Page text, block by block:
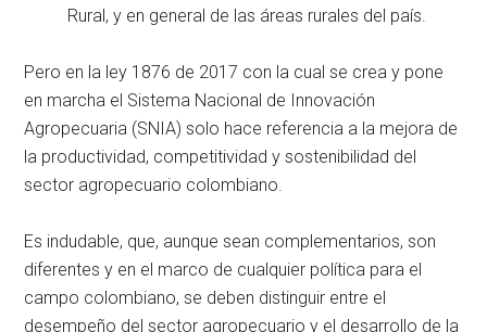
Rural, y en general de las áreas rurales del país.
Pero en la ley 1876 de 2017 con la cual se crea y pone
en marcha el Sistema Nacional de Innovación
Agropecuaria (SNIA) solo hace referencia a la mejora de
la productividad, competitividad y sostenibilidad del
sector agropecuario colombiano.
Es indudable, que, aunque sean complementarios, son
diferentes y en el marco de cualquier política para el
campo colombiano, se deben distinguir entre el
desempeño del sector agropecuario y el desarrollo de la